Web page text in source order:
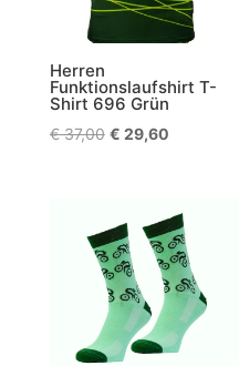
Herren
Funktionslaufshirt T-
Shirt 696 Grün
€37,00 Ursprünglicher
€ 37,00
€ 29,60Aktueller
€ 29,60.